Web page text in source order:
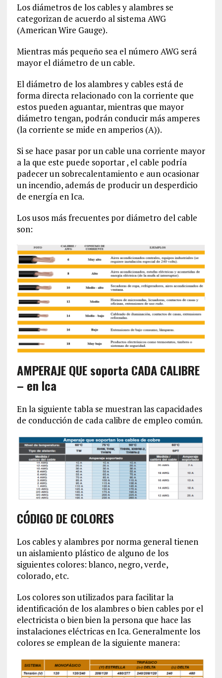
Los diámetros de los cables y alambres se
categorizan de acuerdo al sistema AWG
(American Wire Gauge).
Mientras más pequeño sea el número AWG será
mayor el diámetro de un cable.
El diámetro de los alambres y cables está de
forma directa relacionado con la corriente que
estos pueden aguantar, mientras que mayor
diámetro tengan, podrán conducir más amperes
(la corriente se mide en amperios (A)).
Si se hace pasar por un cable una corriente mayor
a la que este puede soportar , el cable podría
padecer un sobrecalentamiento e aun ocasionar
un incendio, además de producir un desperdicio
de energía en Ica.
Los usos más frecuentes por diámetro del cable
son:
AMPERAJE QUE soporta CADA CALIBRE
– en Ica
En la siguiente tabla se muestran las capacidades
de conducción de cada calibre de empleo común.
CÓDIGO DE COLORES
Los cables y alambres por norma general tienen
un aislamiento plástico de alguno de los
siguientes colores: blanco, negro, verde,
colorado, etc.
Los colores son utilizados para facilitar la
identificación de los alambres o bien cables por el
electricista o bien bien la persona que hace las
instalaciones eléctricas en Ica. Generalmente los
colores se emplean de la siguiente manera: